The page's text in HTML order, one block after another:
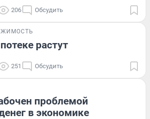
206 Обсудить
растут
251 Обсудить
проблемой
в экономике